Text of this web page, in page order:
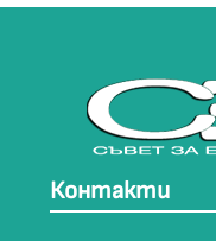
Контакти